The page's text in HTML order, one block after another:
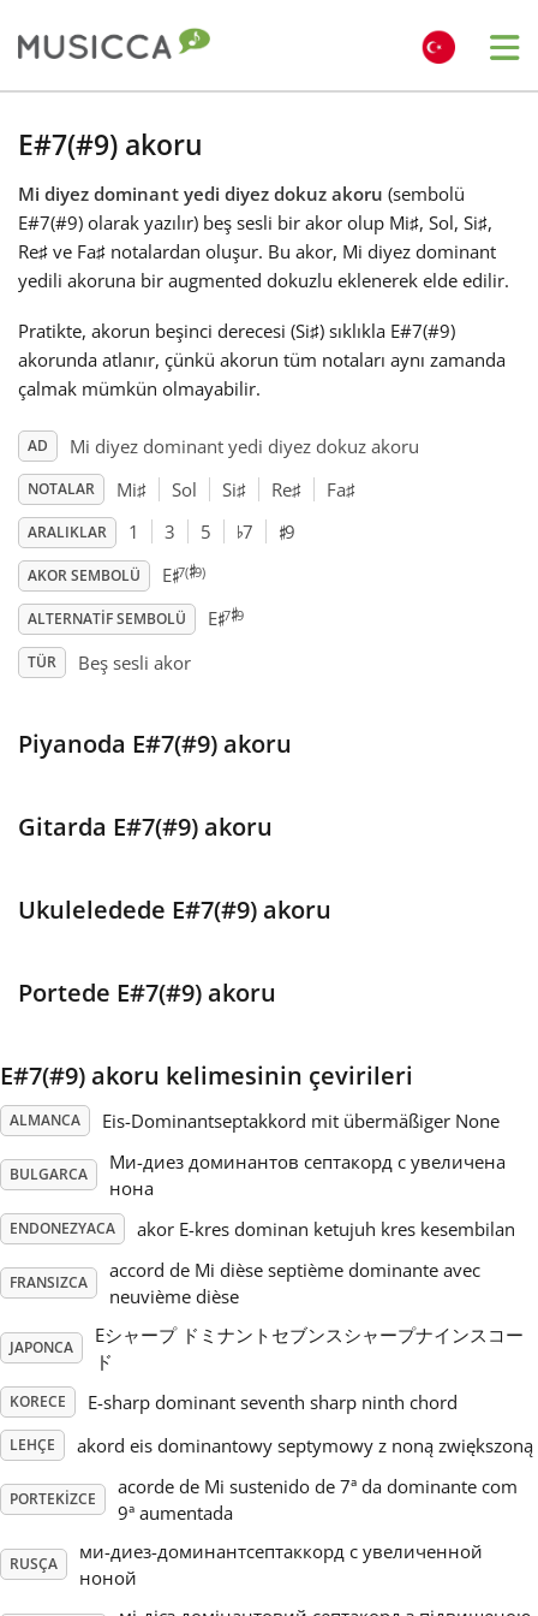
Български
Dansk
Deutsch
Español
Français
한국어
हिन्दी
Italiano
Русский
Svenska
Tiếng Việt
Türkçe
简体中文
繁體中文
E#7(#9) akoru
Mi diyez dominant yedi diyez dokuz akoru (sembolü
E#7(#9) olarak yazılır) beş sesli bir akor olup Mi♯, Sol, Si♯,
Re♯ ve Fa♯ notalardan oluşur. Bu akor, Mi diyez dominant
yedili akoruna bir augmented dokuzlu eklenerek elde edilir.
Pratikte, akorun beşinci derecesi (Si♯) sıklıkla E#7(#9)
akorunda atlanır, çünkü akorun tüm notaları aynı zamanda
çalmak mümkün olmayabilir.
AD Mi diyez dominant yedi diyez dokuz akoru
NOTALAR Mi♯ Sol Si♯ Re♯ Fa♯
ARALIKLAR 1 3 5 ♭7 ♯9
AKOR SEMBOLÜ E♯7(♯9)
ALTERNATIF SEMBOLÜ E♯7♯9
TÜR Beş sesli akor
Piyanoda E#7(#9) akoru
Gitarda E#7(#9) akoru
Ukuleledede E#7(#9) akoru
Portede E#7(#9) akoru
E#7(#9) akoru kelimesinin çevirileri
ALMANCA Eis-Dominantseptakkord mit übermäßiger None
BULGARCA
Ми-диез доминантов септакорд с увеличена
нона
ENDONEZYACA akor E-kres dominan ketujuh kres kesembilan
FRANSIZCA
accord de Mi dièse septième dominante avec
neuvième dièse
JAPONCA
Eシャープ ドミナントセブンスシャープナインスコー
ド
KORECE E-sharp dominant seventh sharp ninth chord
LEHÇE akord eis dominantowy septymowy z noną zwiększoną
PORTEKIZCE
acorde de Mi sustenido de 7ª da dominante com
9ª aumentada
RUSÇA
ми-диез-доминантсептаккорд с увеличенной
ноной